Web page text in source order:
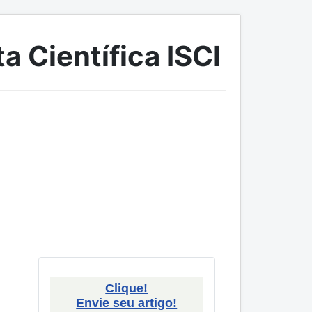
Científica ISCI
Clique!
Envie seu artigo!